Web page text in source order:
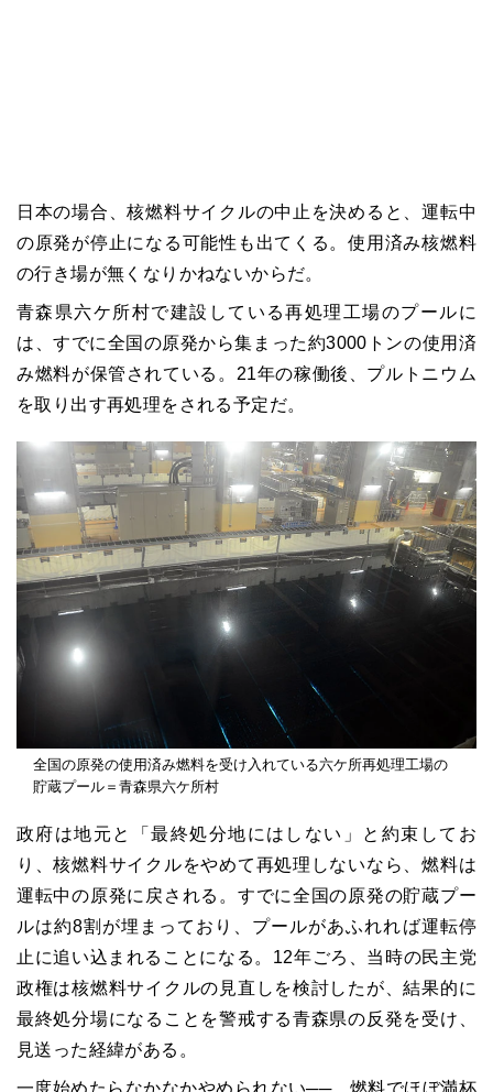
日本の場合、核燃料サイクルの中止を決めると、運転中
の原発が停止になる可能性も出てくる。使用済み核燃料
の行き場が無くなりかねないからだ。
青森県六ケ所村で建設している再処理工場のプールに
は、すでに全国の原発から集まった約3000トンの使用済
み燃料が保管されている。21年の稼働後、プルトニウム
を取り出す再処理をされる予定だ。
全国の原発の使用済み燃料を受け入れている六ケ所再処理工場の
貯蔵プール＝青森県六ケ所村
政府は地元と「最終処分地にはしない」と約束してお
り、核燃料サイクルをやめて再処理しないなら、燃料は
運転中の原発に戻される。すでに全国の原発の貯蔵プー
ルは約8割が埋まっており、プールがあふれれば運転停
止に追い込まれることになる。12年ごろ、当時の民主党
政権は核燃料サイクルの見直しを検討したが、結果的に
最終処分場になることを警戒する青森県の反発を受け、
見送った経緯がある。
一度始めたらなかなかやめられない──。燃料でほぼ満杯